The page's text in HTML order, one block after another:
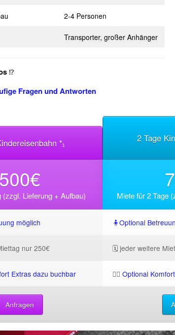
2-4 Personen
Transporter, großer Anhänger
⁉️
Fragen und Antworten
*₁
500€
(zzgl. Lieferung + Aufbau)
möglich
nur 250€
Extras dazu buchbar
Anfragen
2 Tage
Miete für 2 Tage
🧍Optional
🗓️ jeder weitere
🧘‍♀️ Optional